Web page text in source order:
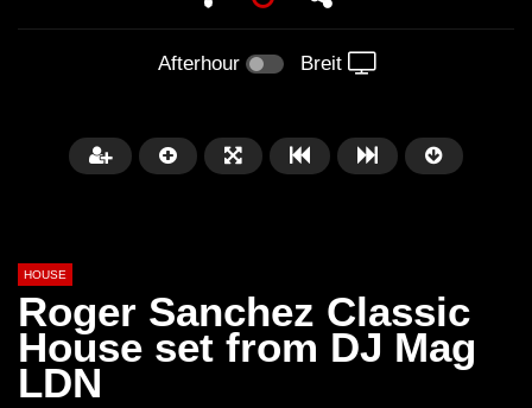
Afterhour Breit
00:20:23
HOUSE
Roger Sanchez Classic
House set from DJ Mag
LDN